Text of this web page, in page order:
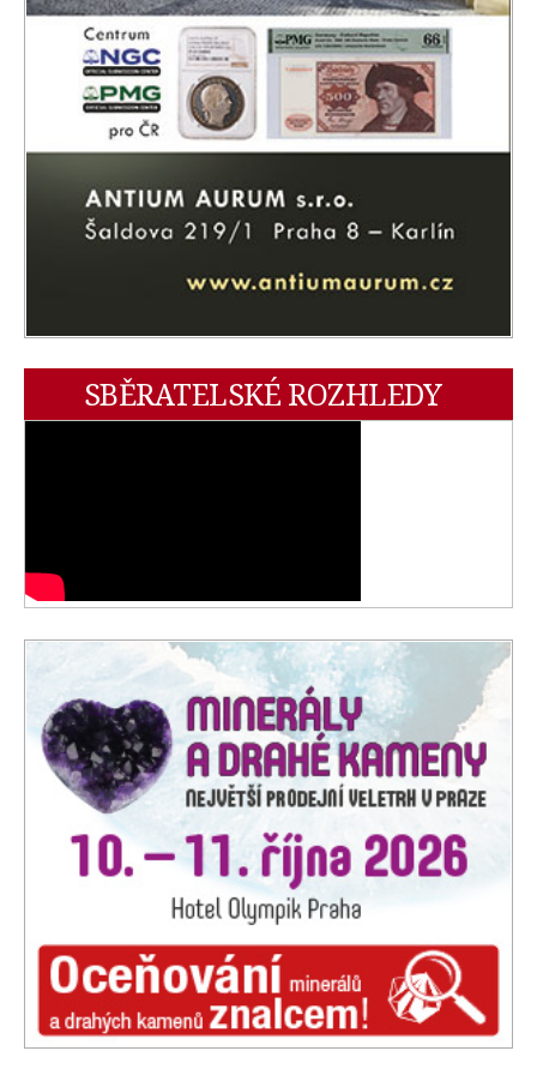
SBĚRATELSKÉ ROZHLEDY